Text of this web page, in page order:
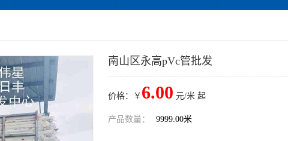
南山区永高pVc管批发
价格：￥ 6.00 元/米 起
产品数量： 9999.00米